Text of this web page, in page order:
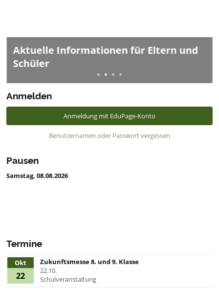
Aktuelle Informationen für Eltern und
Schüler
Anmelden
Anmeldung mit EduPage-Konto
Benutzernamen oder Passwort vergessen
Pausen
Samstag, 08.08.2026
Termine
Okt
22
Zukunftsmesse 8. und 9. Klasse
22.10.
Schulveranstaltung